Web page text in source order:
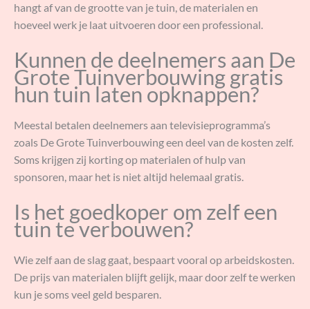
hangt af van de grootte van je tuin, de materialen en
hoeveel werk je laat uitvoeren door een professional.
Kunnen de deelnemers aan De
Grote Tuinverbouwing gratis
hun tuin laten opknappen?
Meestal betalen deelnemers aan televisieprogramma’s
zoals De Grote Tuinverbouwing een deel van de kosten zelf.
Soms krijgen zij korting op materialen of hulp van
sponsoren, maar het is niet altijd helemaal gratis.
Is het goedkoper om zelf een
tuin te verbouwen?
Wie zelf aan de slag gaat, bespaart vooral op arbeidskosten.
De prijs van materialen blijft gelijk, maar door zelf te werken
kun je soms veel geld besparen.